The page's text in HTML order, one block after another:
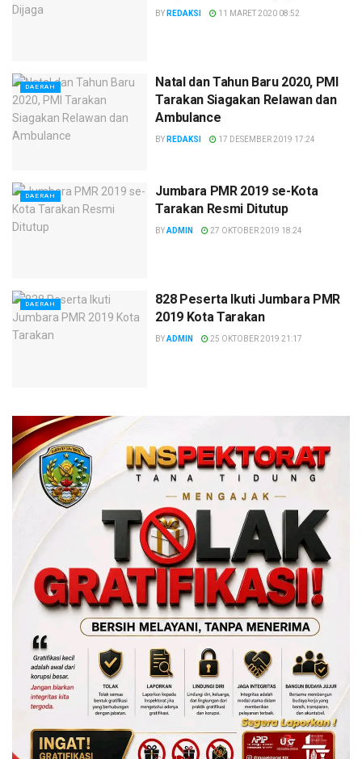
BY REDAKSI 11 MARET 2020 08:52
DAERAH
Natal dan Tahun Baru 2020, PMI
Tarakan Siagakan Relawan dan
Ambulance
BY REDAKSI 17 DESEMBER 2019 17:24
DAERAH
Jumbara PMR 2019 se-Kota
Tarakan Resmi Ditutup
BYADMIN 27 OKTOBER 2019 18:24
DAERAH
828 Peserta Ikuti Jumbara PMR
2019 Kota Tarakan
BYADMIN 25 OKTOBER 2019 21:17